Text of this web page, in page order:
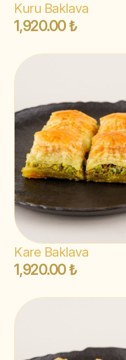
Kuru Baklava
1,920.00 ₺
Kare Baklava
1,920.00 ₺